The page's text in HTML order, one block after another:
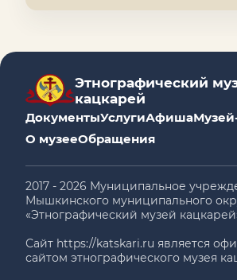
Этнографический
кацкарей
ДокументыУслугиАфиша
О музееОбращения
2017 - 2026 Муниципальное
Мышкинского муниципального
«Этнографический музей
Сайт https://katskari.ru является
сайтом этнографического музея